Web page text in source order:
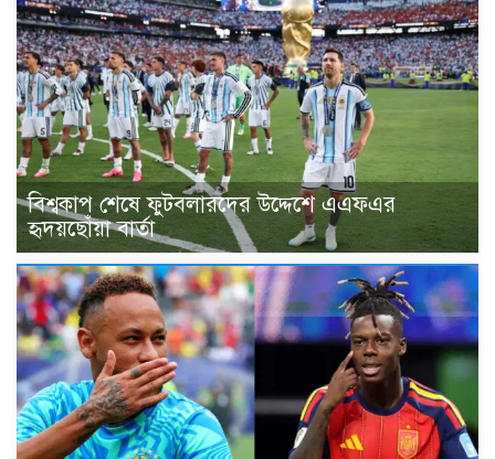
বিশ্বকাপ শেষে ফুটবলারদের উদ্দেশে এএফএর
হৃদয়ছোঁয়া বার্তা